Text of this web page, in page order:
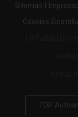
Sitemap |
Cookies
TOP